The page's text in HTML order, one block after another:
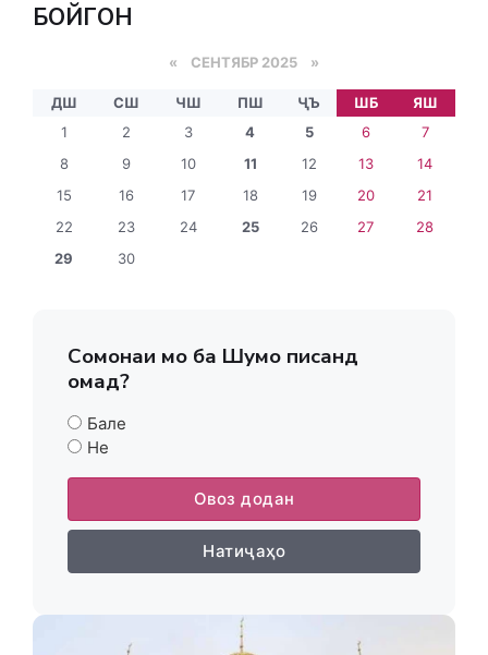
БОЙГОНӢ
« СЕНТЯБР 2025 »
ДШ СШ ЧШ ПШ ҶЪ ШБ
ЯШ
1
2 3 4 5 6
7
8
9 10 11 12 13
14
15
16 17 18 19 20
21
22
23 24 25 26 27
28
29
30
Сомонаи мо ба Шумо писанд
омад?
Бале
Не
Овоз додан
Натиҷаҳо